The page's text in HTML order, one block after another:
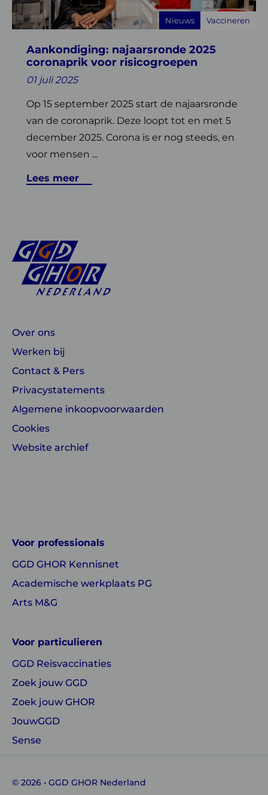
Aankondiging: najaarsronde 2025
coronaprik voor risicogroepen
01 juli 2025
Op 15 september 2025 start de najaarsronde
van de coronaprik. Deze loopt tot en met 5
december 2025. Corona is er nog steeds, en
voor mensen ...
Lees meer
Nieuws Vaccineren
voor
risicogroepen
Over ons
Werken bij
Contact & Pers
Privacystatements
Algemene inkoopvoorwaarden
Cookies
Website archief
GHOR
Nederland
GHOR
Nederland
Voor professionals
GGD GHOR Kennisnet
Academische werkplaats PG
Arts M&G
Voor particulieren
GGD Reisvaccinaties
Zoek jouw GGD
Zoek jouw GHOR
JouwGGD
Sense
© 2026 • GGD GHOR Nederland